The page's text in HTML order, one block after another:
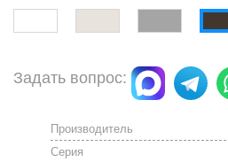
Задать вопрос:
Производитель
Серия